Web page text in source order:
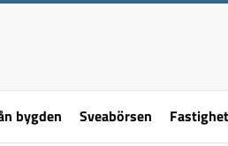
bygden Sveabörsen